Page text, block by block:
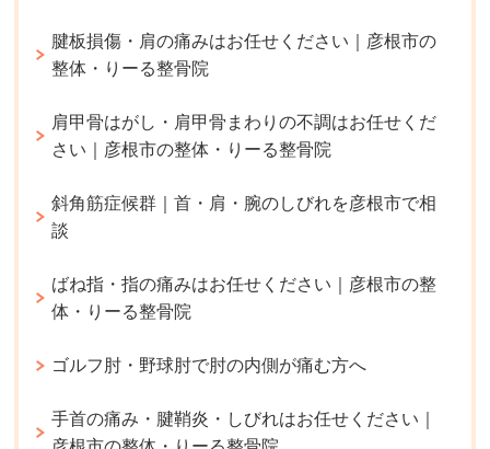
腱板損傷・肩の痛みはお任せください｜彦根市の
整体・りーる整骨院
肩甲骨はがし・肩甲骨まわりの不調はお任せくだ
さい｜彦根市の整体・りーる整骨院
斜角筋症候群｜首・肩・腕のしびれを彦根市で相
談
ばね指・指の痛みはお任せください｜彦根市の整
体・りーる整骨院
ゴルフ肘・野球肘で肘の内側が痛む方へ
手首の痛み・腱鞘炎・しびれはお任せください｜